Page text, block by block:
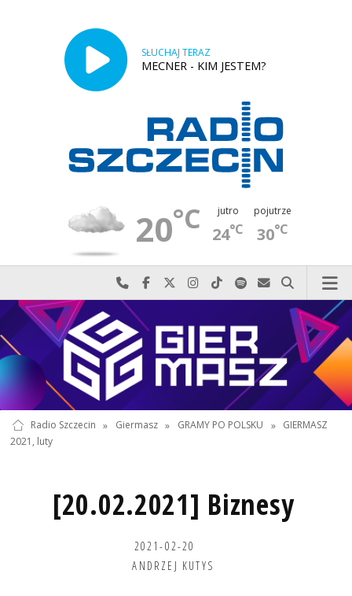
SŁUCHAJ TERAZ
MECNER - KIM JESTEM?
20°C jutro
24°C
pojutrze
30°C
Najlepiej po prostu do nas zadzwoń
Odwiedź nas na Facebook-u
Odwiedź nas na X
Odwiedź nas na Instagram-ie
Odwiedź nas na TikTok-u
Szukaj nas na Spotify
Wyślij do nas
Szukaj
Radio Szczecin » Giermasz » GRAMY PO POLSKU » GIERMASZ
2021, luty
[20.02.2021] Biznesy
2021-02-20
ANDRZEJ KUTYS